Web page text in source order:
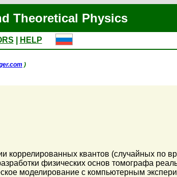
Theoretical Physics
HELP
)
коррелированных квантов (случайных по
физических основ томографа
моделирование с компьютерным